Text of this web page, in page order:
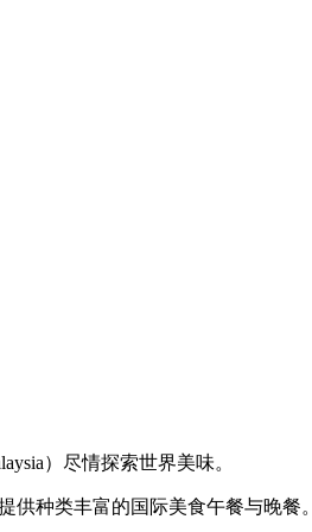
）尽情探索世界美味。
供种类丰富的国际美食午餐与晚餐。